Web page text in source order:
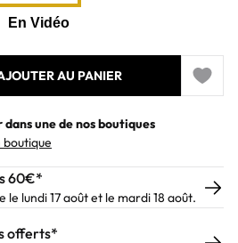
AU PANIER
Add to
une de nos boutiques
60€*
lundi 17 août et le mardi 18 août.
offerts*